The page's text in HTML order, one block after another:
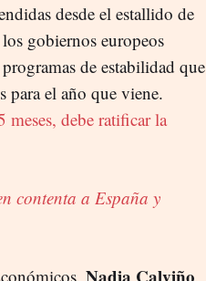
desde el estallido de
gobiernos europeos
de estabilidad que
para el año que viene.
debe ratificar la
contenta a España y
Nadia Calviño,